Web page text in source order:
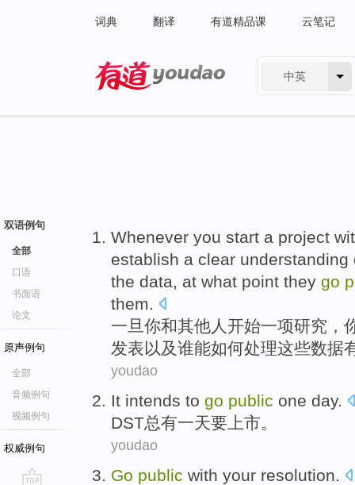
词典 翻译 有道精品课 云笔记
中英
双语例句
全部
口语
书面语
论文
原声例句
全部
音频例句
视频例句
权威例句
Whenever you start a project
establish a clear understanding
the data, at what point they go
them.
一旦 你和其他人 开始一项研究 ，
发表以及谁能如何处理这些数据
youdao
It intends to go public one day.
DST总有一天要 上市。
youdao
Go public with your resolution